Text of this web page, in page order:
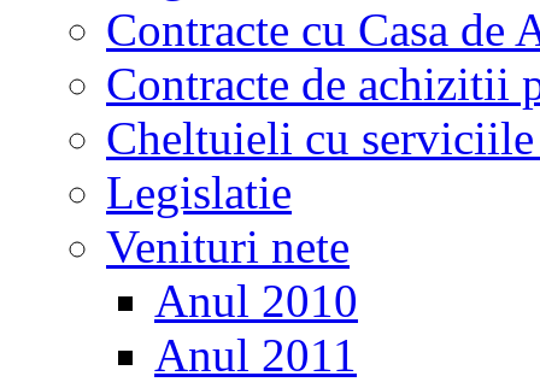
Contracte cu Casa de
Contracte de achizitii
Cheltuieli cu
Legislatie
Venituri nete
Anul 2010
Anul 2011